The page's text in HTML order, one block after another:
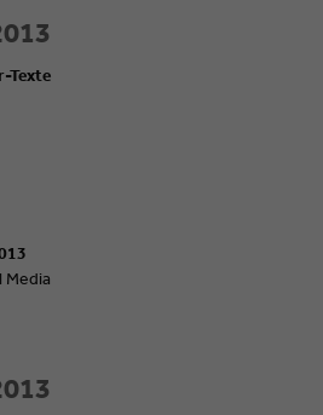
Texte
Media